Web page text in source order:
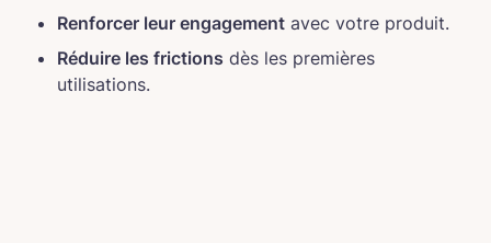
Renforcer leur engagement avec votre produit.
Réduire les frictions dès les premières
utilisations.